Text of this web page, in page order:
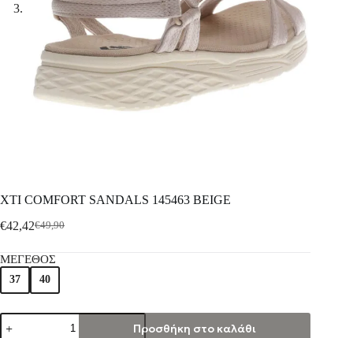
XTI COMFORT SANDALS 145463 BEIGE
€49,90
€42,42
ΜΕΓΕΘΟΣ
37 40
Προσθήκη στο καλάθι